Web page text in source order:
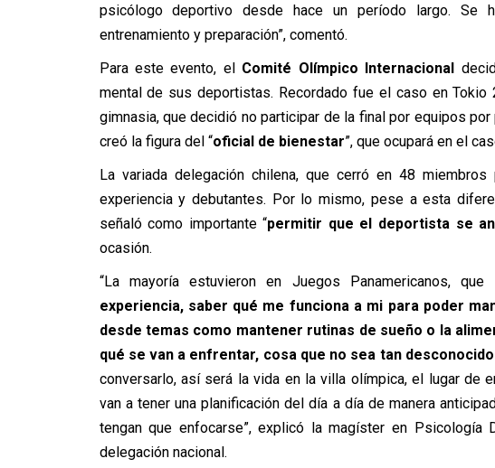
psicólogo deportivo desde hace un período largo. Se
entrenamiento y preparación”, comentó.
Para este evento, el Comité Olímpico Internacional
mental de sus deportistas. Recordado fue el caso en
gimnasia, que decidió no participar de la final por equipos
creó la figura del “oficial de bienestar”, que ocupará en el
La variada delegación chilena, que cerró en 48
experiencia y debutantes. Por lo mismo, pese a esta
señaló como importante “permitir que el deportista se
ocasión.
“La mayoría estuvieron en Juegos Panamericanos,
experiencia, saber qué me funciona a mi para poder
desde temas como mantener rutinas de sueño o la
qué se van a enfrentar, cosa que no sea tan
conversarlo, así será la vida en la villa olímpica, el lugar de
van a tener una planificación del día a día de manera
tengan que enfocarse”, explicó la magíster en
delegación nacional.